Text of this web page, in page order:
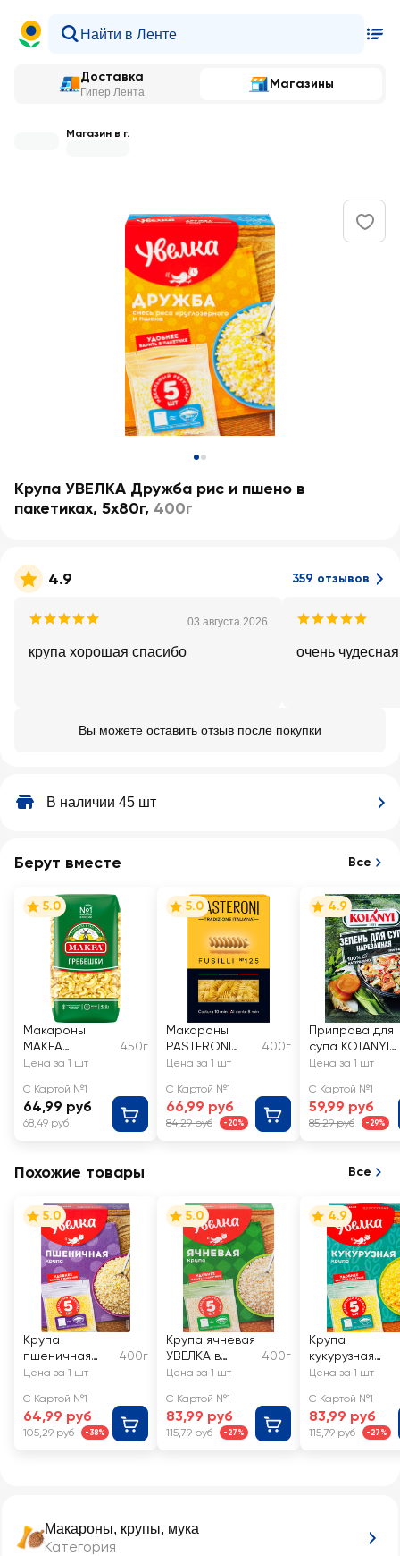
Доставка
Гипер Лента
Магазины
Магазин в г.
Крупа УВЕЛКА Дружба рис и пшено в
пакетиках, 5х80г, 400г
4.9 359 отзывов
03 августа 2026
крупа хорошая спасибо очень
Вы можете оставить отзыв после покупки
В наличии 45 шт
Макароны, крупы, мука
Категория
Берут вместе Все
5.0
Макароны
MAKFA
Петушиные
высший сорт
450г
Цена за 1 шт
С Картой №1
64,99 руб
68,49 руб
5.0
Макароны
PASTERONI
Fusilli №125
400г
Цена за 1 шт
С Картой №1
66,99 руб
84,29 руб -20%
4.9
Приправа для
супа KOTANYI
зелень
Цена за 1 шт
С Картой №1
59,99 руб
85,29 руб -29%
Похожие товары Все
5.0
Крупа
пшеничная
УВЕЛКА в
5х80г
400г
Цена за 1 шт
С Картой №1
64,99 руб
105,29 руб -38%
5.0
Крупа ячневая
УВЕЛКА в
пакетиках,
400г
Цена за 1 шт
С Картой №1
83,99 руб
115,79 руб -27%
4.9
Крупа
кукурузная
УВЕЛКА в
5х80г
Цена за 1 шт
С Картой №1
83,99 руб
115,79 руб -27%